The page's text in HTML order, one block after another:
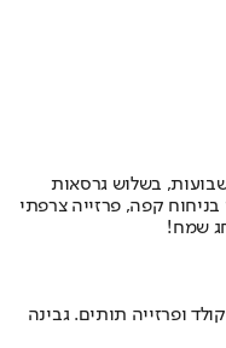
בשלוש גרסאות
קפה, פרזייה צרפתי
שמח!
ופרזייה תותים. גבינה